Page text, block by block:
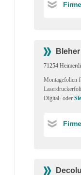
Bleher
71254
Montagefolien
Digital- oder